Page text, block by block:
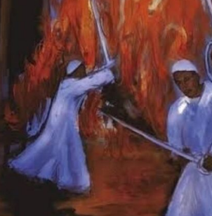
NOTÍCIAS
3 DE JULHO DE 2014
na Copa do Mundo de 2014
segunda-feira (16/06), o secretário geral
Khazraji, participou como convidado
do primeiro jogo da seleção